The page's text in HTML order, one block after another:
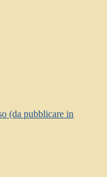
(da pubblicare in